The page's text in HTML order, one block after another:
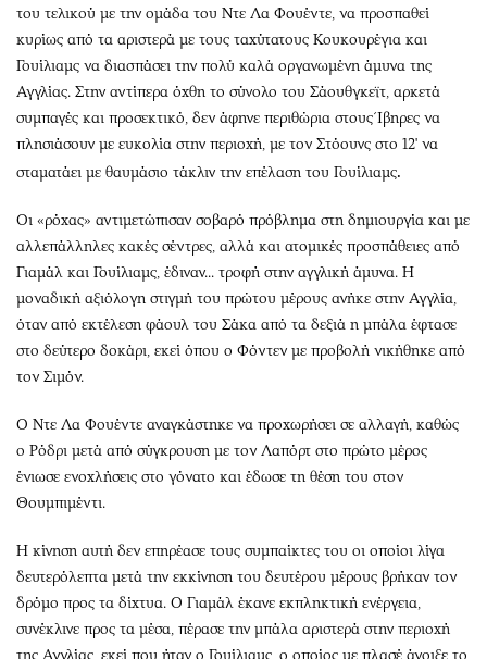
του τελικού με την ομάδα του Ντε Λα Φουέντε, να προσπαθεί
κυρίως από τα αριστερά με τους ταχύτατους Κουκουρέγια και
Γουίλιαμς να διασπάσει την πολύ καλά οργανωμένη άμυνα της
Αγγλίας. Στην αντίπερα όχθη το σύνολο του Σάουθγκεϊτ, αρκετά
συμπαγές και προσεκτικό, δεν άφηνε περιθώρια στους Ίβηρες να
πλησιάσουν με ευκολία στην περιοχή, με τον Στόουνς στο 12' να
σταματάει με θαυμάσιο τάκλιν την επέλαση του Γουίλιαμς.
Oι «ρόχας» αντιμετώπισαν σοβαρό πρόβλημα στη δημιουργία και με
αλλεπάλληλες κακές σέντρες, αλλά και ατομικές προσπάθειες από
Γιαμάλ και Γουίλιαμς, έδιναν... τροφή στην αγγλική άμυνα. Η
μοναδική αξιόλογη στιγμή του πρώτου μέρους ανήκε στην Αγγλία,
όταν από εκτέλεση φάουλ του Σάκα από τα δεξιά η μπάλα έφτασε
στο δεύτερο δοκάρι, εκεί όπου ο Φόντεν με προβολή νικήθηκε από
τον Σιμόν.
Ο Ντε Λα Φουέντε αναγκάστηκε να προχωρήσει σε αλλαγή, καθώς
ο Ρόδρι μετά από σύγκρουση με τον Λαπόρτ στο πρώτο μέρος
ένιωσε ενοχλήσεις στο γόνατο και έδωσε τη θέση του στον
Θουμπιμέντι.
Η κίνηση αυτή δεν επηρέασε τους συμπαίκτες του οι οποίοι λίγα
δευτερόλεπτα μετά την εκκίνηση του δευτέρου μέρους βρήκαν τον
δρόμο προς τα δίχτυα. Ο Γιαμάλ έκανε εκπληκτική ενέργεια,
συνέκλινε προς τα μέσα, πέρασε την μπάλα αριστερά στην περιοχή
της Αγγλίας, εκεί που ήταν ο Γουίλιαμς, ο οποίος με πλασέ άνοιξε το